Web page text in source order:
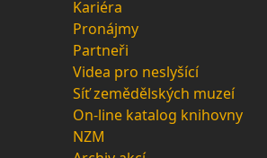
Kariéra
Pronájmy
Partneři
Videa pro neslyšící
Síť zemědělských muzeí
On-line katalog knihovny
NZM